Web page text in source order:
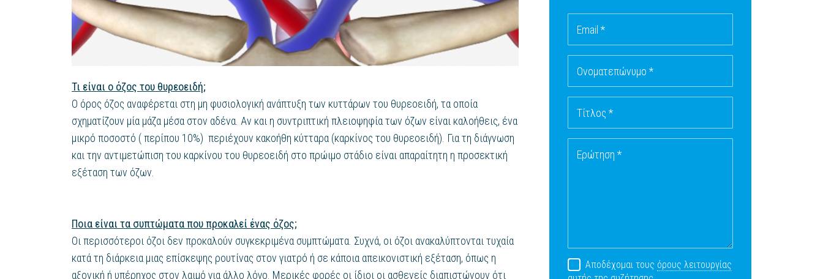
Τι είναι ο όζος του θυρεοειδή;
Ο όρος όζος αναφέρεται στη μη φυσιολογική ανάπτυξη των κυττάρων του θυρεοειδή, τα οποία
σχηματίζουν μία μάζα μέσα στον αδένα. Αν και η συντριπτική πλειοψηφία των όζων είναι καλοήθεις, ένα
μικρό ποσοστό ( περίπου 10%) περιέχουν κακοήθη κύτταρα (καρκίνος του θυρεοειδή). Για τη διάγνωση
και την αντιμετώπιση του καρκίνου του θυρεοειδή στο πρώιμο στάδιο είναι απαραίτητη η προσεκτική
εξέταση των όζων.
Ποια είναι τα συπτώματα που προκαλεί ένας όζος;
Οι περισσότεροι όζοι δεν προκαλούν συγκεκριμένα συμπτώματα. Συχνά, οι όζοι ανακαλύπτονται τυχαία
κατά τη διάρκεια μιας επίσκεψης ρουτίνας στον γιατρό ή σε κάποια απεικονιστική εξέταση, όπως η
αξονική ή υπέρηχος στον λαιμό για άλλο λόγο. Μερικές φορές οι ίδιοι οι ασθενείς διαπιστώνουν ότι
Email *
Ονοματεπώνυμο *
Τίτλος *
Ερώτηση *
Αποδέχομαι τους όρους λειτουργίας